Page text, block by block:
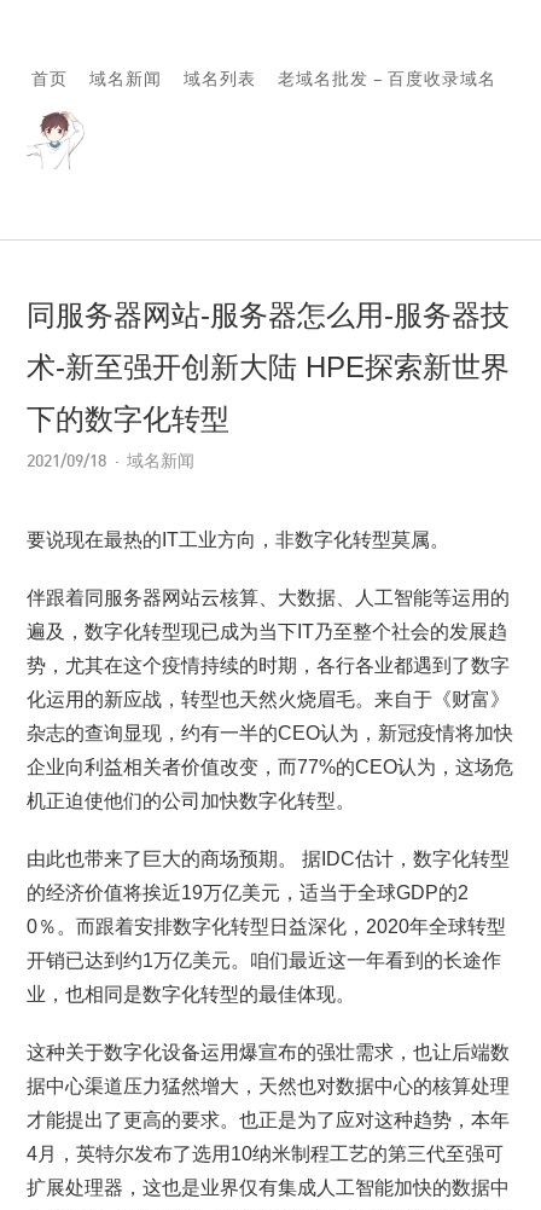
首页 域名新闻 域名列表 老域名批发 – 百度收录域名
同服务器网站-服务器怎么用-服务器技
术-新至强开创新大陆 HPE探索新世界
下的数字化转型
2021/09/18 域名新闻
要说现在最热的IT工业方向，非数字化转型莫属。
伴跟着同服务器网站云核算、大数据、人工智能等运用的
遍及，数字化转型现已成为当下IT乃至整个社会的发展趋
势，尤其在这个疫情持续的时期，各行各业都遇到了数字
化运用的新应战，转型也天然火烧眉毛。来自于《财富》
杂志的查询显现，约有一半的CEO认为，新冠疫情将加快
企业向利益相关者价值改变，而77%的CEO认为，这场危
机正迫使他们的公司加快数字化转型。
由此也带来了巨大的商场预期。 据IDC估计，数字化转型
的经济价值将挨近19万亿美元，适当于全球GDP的2
0％。而跟着安排数字化转型日益深化，2020年全球转型
开销已达到约1万亿美元。咱们最近这一年看到的长途作
业，也相同是数字化转型的最佳体现。
这种关于数字化设备运用爆宣布的强壮需求，也让后端数
据中心渠道压力猛然增大，天然也对数据中心的核算处理
才能提出了更高的要求。也正是为了应对这种趋势，本年
4月，英特尔发布了选用10纳米制程工艺的第三代至强可
扩展处理器，这也是业界仅有集成人工智能加快的数据中